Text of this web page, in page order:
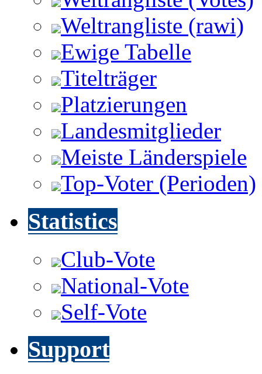
Weltrangliste (rawi)
Ewige Tabelle
Titelträger
Platzierungen
Landesmitglieder
Meiste Länderspiele
Top-Voter (Perioden)
Statistics
Club-Vote
National-Vote
Self-Vote
Support